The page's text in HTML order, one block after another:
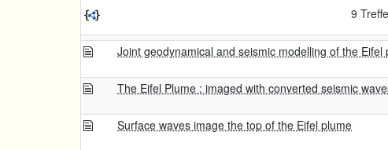
9
Joint geodynamical and seismic modelling of the Eifel
The Eifel Plume : imaged with converted seismic
Surface waves image the top of the Eifel plume